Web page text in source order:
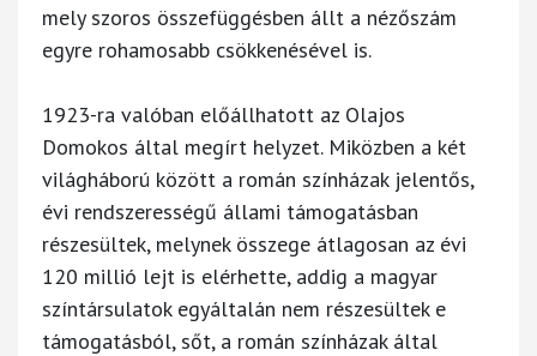
mely szoros összefüggésben állt a nézőszám
egyre rohamosabb csökkenésével is.
1923-ra valóban előállhatott az Olajos
Domokos által megírt helyzet. Miközben a két
világháború között a román színházak jelentős,
évi rendszerességű állami támogatásban
részesültek, melynek összege átlagosan az évi
120 millió lejt is elérhette, addig a magyar
színtársulatok egyáltalán nem részesültek e
támogatásból, sőt, a román színházak által